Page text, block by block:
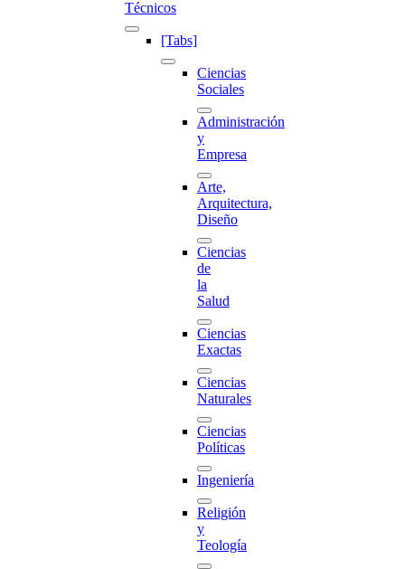
Técnicos
[Tabs]
Ciencias
Sociales
Administración
y
Empresa
Arte,
Arquitectura,
Diseño
Ciencias
de
la
Salud
Ciencias
Exactas
Ciencias
Naturales
Ciencias
Políticas
Ingeniería
Religión
y
Teología